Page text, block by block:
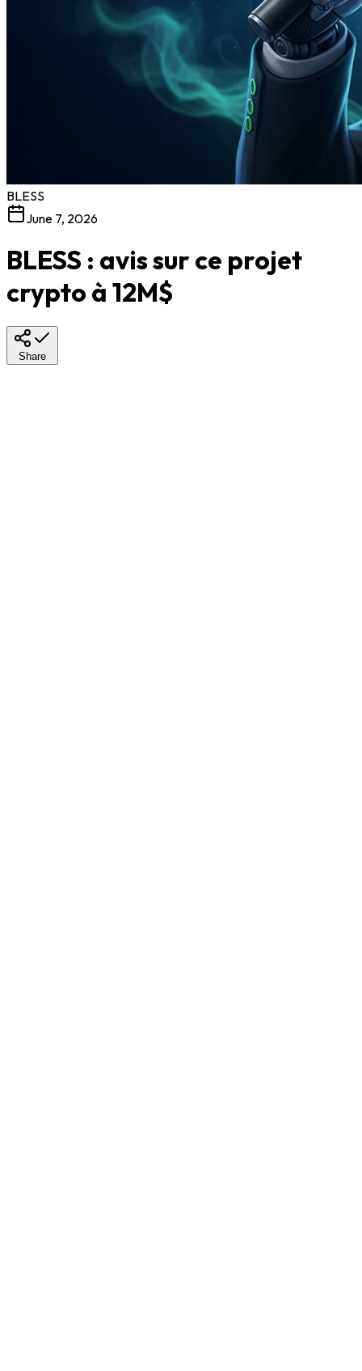
BLESS
June 7, 2026
BLESS : avis sur ce projet
crypto à 12M$
Share